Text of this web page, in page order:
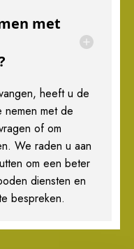
met
heeft u de
nemen met de
of om
We raden u aan
om een beter
diensten en
bespreken.